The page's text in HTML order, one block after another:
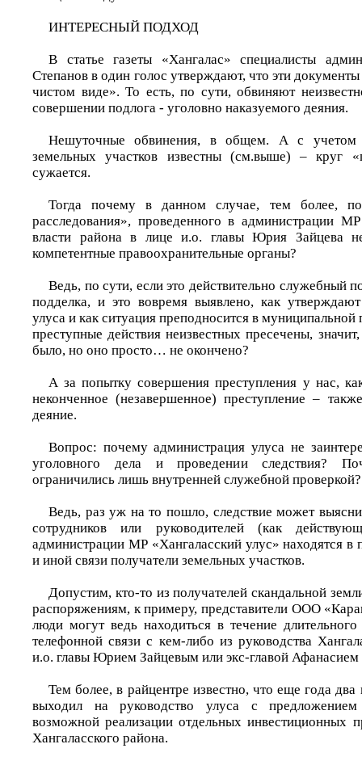
ИНТЕРЕСНЫЙ ПОДХОД
В статье газеты «Хангалас» специалисты
Степанов в один голос утверждают, что эти
чистом виде». То есть, по сути, обвиняют
совершении подлога - уголовно наказуемого деяния.
Нешуточные обвинения, в общем. А с учетом
земельных участков известны (см.выше) – круг
сужается.
Тогда почему в данном случае, тем более,
расследования», проведенного в администрации
власти района в лице и.о. главы Юрия Зайцева
компетентные правоохранительные органы?
Ведь, по сути, если это действительно служебный
подделка, и это вовремя выявлено, как утверждают
улуса и как ситуация преподносится в муниципальной
преступные действия неизвестных пресечены,
было, но оно просто… не окончено?
А за попытку совершения преступления у нас,
неконченное (незавершенное) преступление –
деяние.
Вопрос: почему администрация улуса не
уголовного дела и проведении следствия?
ограничились лишь внутренней служебной
Ведь, раз уж на то пошло, следствие может
сотрудников или руководителей (как
администрации МР «Хангаласский улус» находятся в
и иной связи получатели земельных участков.
Допустим, кто-то из получателей скандальной
распоряжениям, к примеру, представители ООО
люди могут ведь находиться в течение
телефонной связи с кем-либо из руководства
и.о. главы Юрием Зайцевым или экс-главой
Тем более, в райцентре известно, что еще года
выходил на руководство улуса с
возможной реализации отдельных инвестиционных
Хангаласского района.